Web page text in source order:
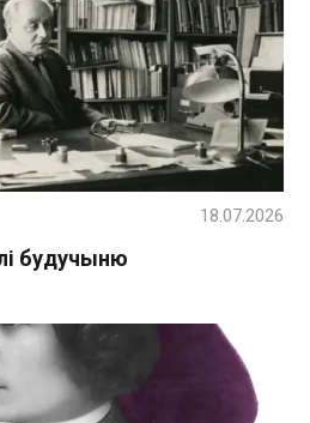
будучыню
18.07.2026